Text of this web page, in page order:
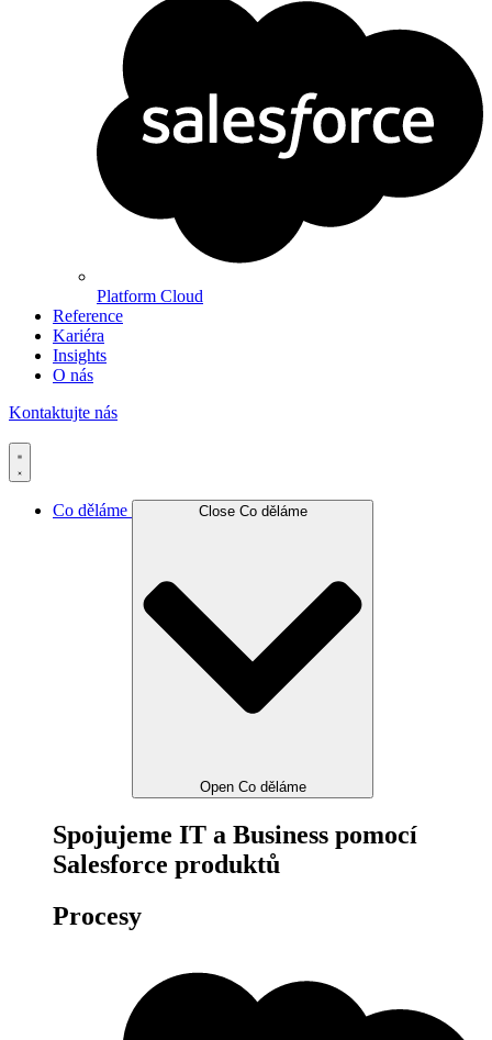
Platform Cloud
Reference
Kariéra
Insights
O nás
Kontaktujte nás
Co děláme Close Co děláme
Open Co děláme
Spojujeme IT a Business pomocí
Salesforce produktů
Procesy